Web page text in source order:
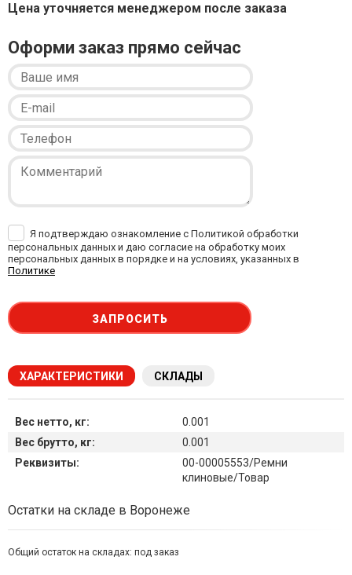
Цена уточняется менеджером после заказа
Оформи заказ прямо сейчас
Я подтверждаю ознакомление с Политикой обработки
персональных данных и даю согласие на обработку моих
персональных данных в порядке и на условиях, указанных в
Политике
ЗАПРОСИТЬ
ХАРАКТЕРИСТИКИ СКЛАДЫ
Вес нетто, кг:
0.001
Вес брутто, кг:
0.001
Реквизиты:
00-00005553/Ремни
клиновые/Товар
Наличие товара на складах
Симферополь склад (г. Симферополь, ул. Монтажная, 33а)
Остатки на складе в Воронеже
Общий остаток на складах: под заказ